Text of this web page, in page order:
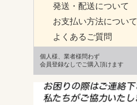
発送・配送について
お支払い方法について
よくあるご質問
個人様、業者様問わず
会員登録なしでご購入頂けます